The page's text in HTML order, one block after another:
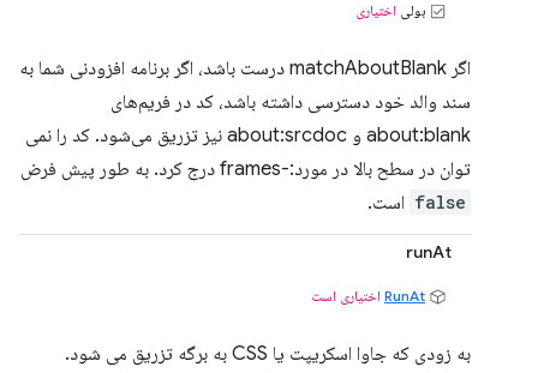
بولی اختیاری
اگر matchAboutBlank درست باشد، اگر برنامه افزودنی شما به
سند والد خود دسترسی داشته باشد، کد در فریم‌های
about:blank و about:srcdoc نیز تزریق می‌شود. کد را نمی
توان در سطح بالا در مورد:-frames درج کرد. به طور پیش فرض
false است.
runAt
RunAt اختیاری است
به زودی که جاوا اسکریپت یا CSS به برگه تزریق می شود.